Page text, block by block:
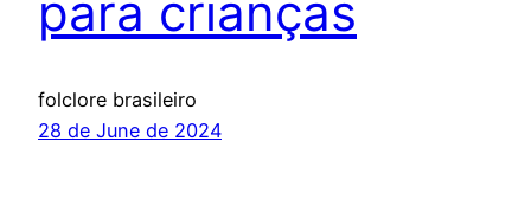
para crianças
folclore brasileiro
28 de June de 2024